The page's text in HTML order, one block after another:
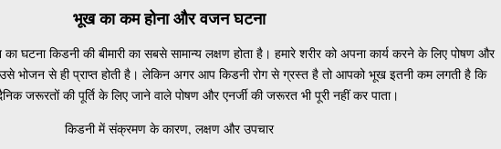
भूख का कम होना और वजन घटना
घटना किडनी की बीमारी का सबसे सामान्य लक्षण होता है। हमारे शरीर को अपना कार्य करने के लिए पोषण और
भोजन से ही प्राप्त होती है। लेकिन अगर आप किडनी रोग से ग्रस्त है तो आपको भूख इतनी कम लगती है कि
जरूरतों की पूर्ति के लिए जाने वाले पोषण और एनर्जी की जरूरत भी पूरी नहीं कर पाता।
किडनी में संक्रमण के कारण, लक्षण और उपचार